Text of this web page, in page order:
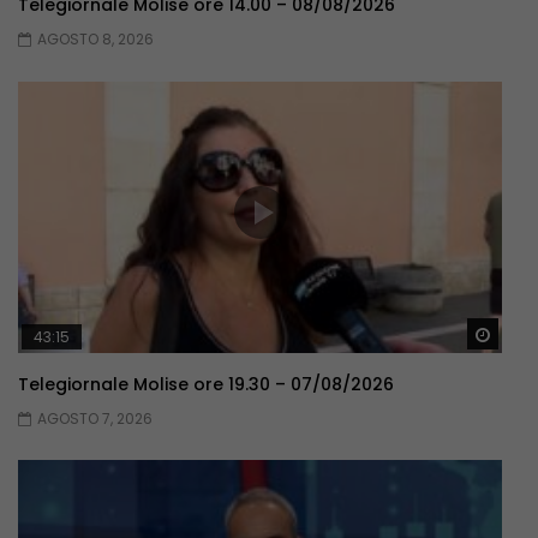
Telegiornale Molise ore 14.00 – 08/08/2026
AGOSTO 8, 2026
43:15
Telegiornale Molise ore 19.30 – 07/08/2026
AGOSTO 7, 2026